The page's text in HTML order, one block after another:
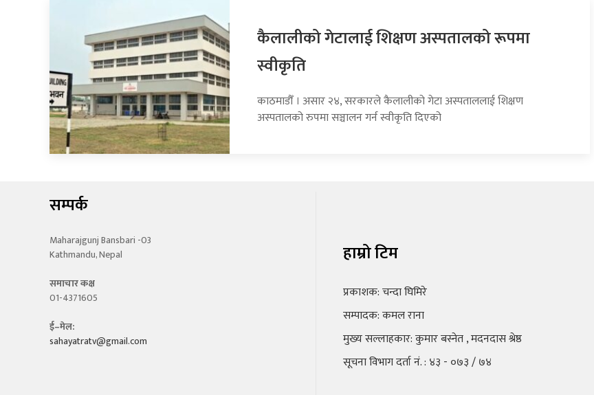
कैलालीको गेटालाई शिक्षण अस्पतालको रूपमा
स्वीकृति
काठमाडौँ । असार २४, सरकारले कैलालीको गेटा अस्पताललाई शिक्षण
अस्पतालको रुपमा सञ्चालन गर्न स्वीकृति दिएको
सम्पर्क
Maharajgunj Bansbari -03
Kathmandu, Nepal
समाचार कक्ष
01-4371605
ई–मेल:
sahayatratv@gmail.com
हाम्रो टिम
प्रकाशक: चन्दा घिमिरे
सम्पादक: कमल राना
मुख्य सल्लाहकार: कुमार बस्नेत , मदनदास श्रेष्ठ
सूचना विभाग दर्ता नं. : ४३ - ०७३ / ७४